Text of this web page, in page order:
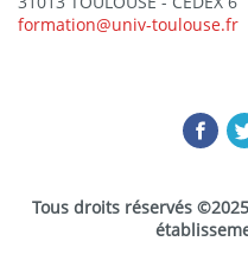
formation@univ-toulouse.fr
Tous droits réservés